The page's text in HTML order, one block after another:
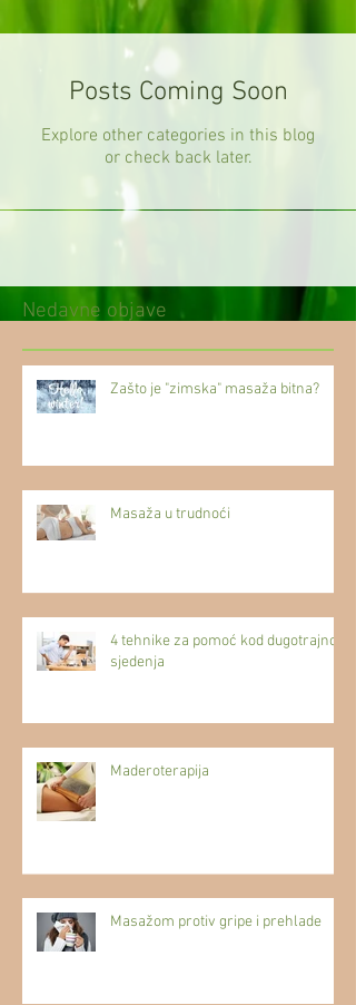
Posts Coming Soon
Explore other categories in this blog
or check back later.
Nedavne objave
Zašto je "zimska" masaža bitna?
Masaža u trudnoći
4 tehnike za pomoć kod dugotrajnog
sjedenja
Maderoterapija
Masažom protiv gripe i prehlade